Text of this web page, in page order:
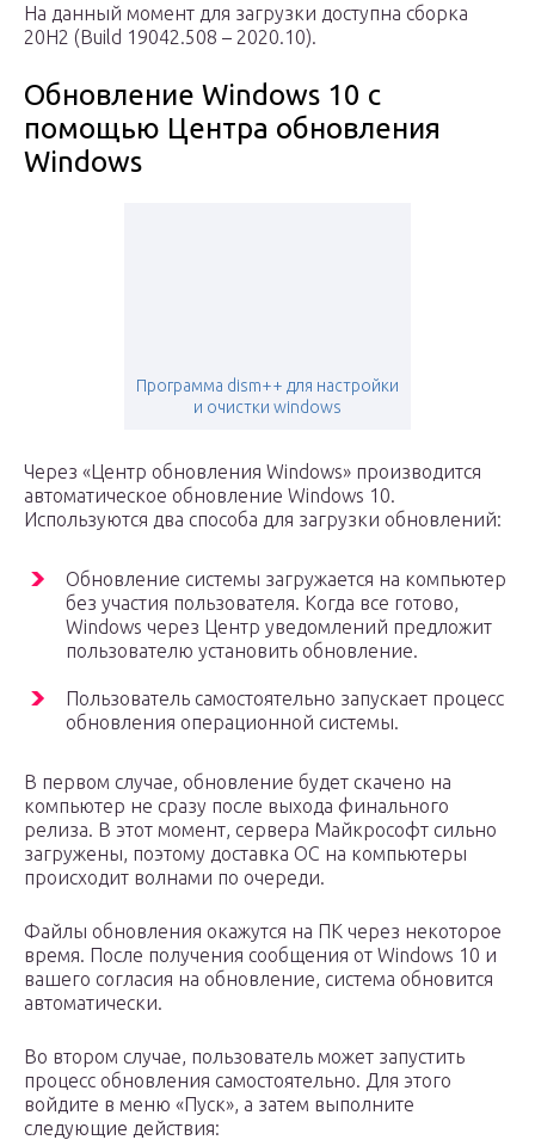
На данный момент для загрузки доступна сборка
20H2 (Build 19042.508 – 2020.10).
Обновление Windows 10 с
помощью Центра обновления
Windows
Программа dism++ для настройки
и очистки windows
Через «Центр обновления Windows» производится
автоматическое обновление Windows 10.
Используются два способа для загрузки обновлений:
Обновление системы загружается на компьютер
без участия пользователя. Когда все готово,
Windows через Центр уведомлений предложит
пользователю установить обновление.
Пользователь самостоятельно запускает процесс
обновления операционной системы.
В первом случае, обновление будет скачено на
компьютер не сразу после выхода финального
релиза. В этот момент, сервера Майкрософт сильно
загружены, поэтому доставка ОС на компьютеры
происходит волнами по очереди.
Файлы обновления окажутся на ПК через некоторое
время. После получения сообщения от Windows 10 и
вашего согласия на обновление, система обновится
автоматически.
Во втором случае, пользователь может запустить
процесс обновления самостоятельно. Для этого
войдите в меню «Пуск», а затем выполните
следующие действия: